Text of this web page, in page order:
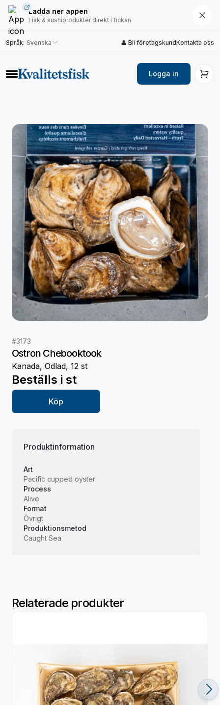
Ladda ner appen
Fisk & sushiprodukter direkt i fickan
Språk: Svenska 👤 Bli företagskundKontakta oss
Logga in
#3173
Ostron Chebooktook
Kanada, Odlad, 12 st
Beställs i st
Köp
Produktinformation
Art
Pacific cupped oyster
Process
Alive
Format
Övrigt
Produktionsmetod
Caught Sea
Relaterade produkter